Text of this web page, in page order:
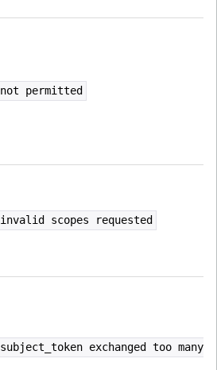
not permitted
invalid scopes requested
subject_token exchanged too many